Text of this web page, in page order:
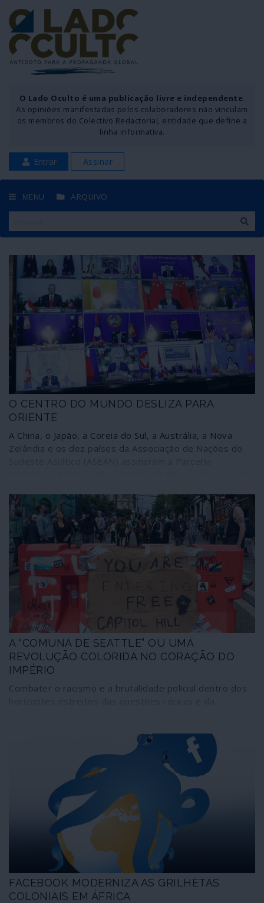
O Lado Oculto é uma publicação livre e independente.
As opiniões manifestadas pelos colaboradores não vinculam
os membros do Colectivo Redactorial, entidade que define a
linha informativa.
Entrar Assinar
MENU ARQUIVO
O CENTRO DO MUNDO DESLIZA PARA
ORIENTE
A China, o Japão, a Coreia do Sul, a Austrália, a Nova
Zelândia e os dez países da Associação de Nações do
30% da economia mundial e 2200 milhões de pessoas.
Trata-se de uma grande plataforma que poderá
intersectar-se com várias outras entidades regionais da
geoeconomia mas também da geopolítica. A
comunicação corporativa praticamente não deu por isso,
a não ser para dizer que se trata de mais uma arma da
China contra “o Ocidente”. Um “Ocidente” que continua a
olhar-se como o centro do mundo – e a comportar-se
colonialmente como tal. Enquanto ele, o centro do
mundo, continua a deslizar inapelavelmente para
Oriente.
A “COMUNA DE SEATTLE” OU UMA
REVOLUÇÃO COLORIDA NO CORAÇÃO DO
IMPÉRIO
Combater o racismo e a brutalidade policial dentro dos
verdadeiro abalo para a sociedade capitalista. Já no
rescaldo dos acontecimentos que se sucederam ao
assassínio de George Floyd, emerge a “Comuna de
Seattle”, prova provada de que o Partido Democrata,
através dos seus braços como o movimento Black Lives
Matter”, e das suas artimanhas, como a das “revoluções
coloridas”, transformou o descontentamento popular
genuíno num ajuste de contas entre elites imperiais em
vésperas de eleições.
FACEBOOK MODERNIZA AS GRILHETAS
COLONIAIS EM ÁFRICA